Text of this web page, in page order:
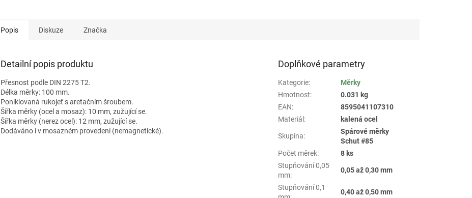
Popis Diskuze Značka
Detailní popis produktu
Přesnost podle DIN 2275 T2.
Délka měrky: 100 mm.
Poniklovaná rukojeť s aretačním šroubem.
Šířka měrky (ocel a mosaz): 10 mm, zužující se.
Šířka měrky (nerez ocel): 12 mm, zužující se.
Dodáváno i v mosazném provedení (nemagnetické).
Doplňkové parametry
Kategorie:
Měrky
Hmotnost:
0.031 kg
EAN:
8595041107310
Materiál : kalená ocel
Skupina:
Spárové měrky
Schut #85
Počet měrek:
8 ks
Stupňování 0,05
mm:
0,05 až 0,30 mm
Stupňování 0,1
0,40 až 0,50 mm